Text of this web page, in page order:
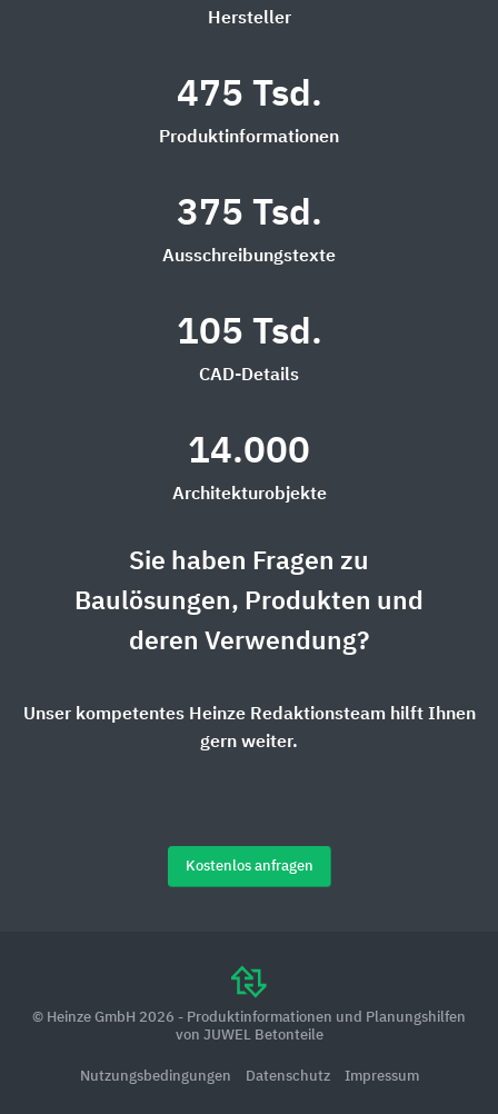
Hersteller
475 Tsd.
Produktinformationen
375 Tsd.
Ausschreibungstexte
105 Tsd.
CAD-Details
14.000
Architekturobjekte
Sie haben Fragen zu
Baulösungen, Produkten und
deren Verwendung?
Unser kompetentes Heinze Redaktionsteam hilft Ihnen
gern weiter.
Kostenlos anfragen
© Heinze GmbH 2026 - Produktinformationen und Planungshilfen
von JUWEL Betonteile
Nutzungsbedingungen Datenschutz Impressum